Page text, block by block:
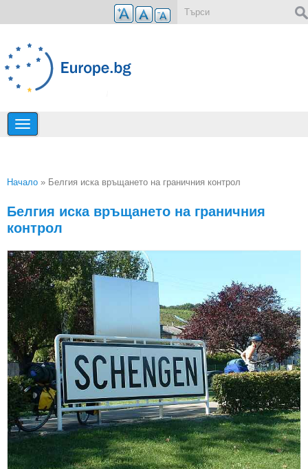
Премини към основното съдържание
Начало » Белгия иска връщането на граничния контрол
Белгия иска връщането на граничния
контрол